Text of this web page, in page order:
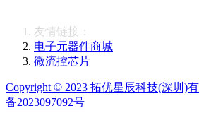
友情链接：
电子元器件商城
微流控芯片
Copyright © 2023 拓优星辰科技(深圳)
备2023097092号